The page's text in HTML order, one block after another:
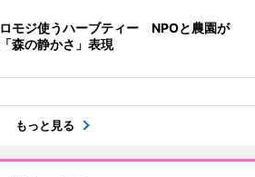
モジ使うハーブティー NPOと農園が
森の静かさ」表現
もっと見る